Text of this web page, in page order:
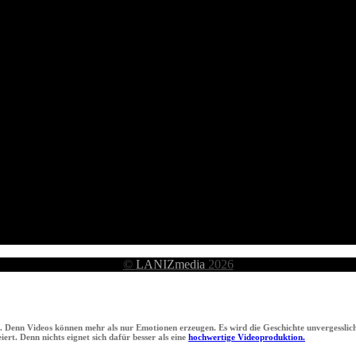
© LANIZmedia 2026
Videos können mehr als nur Emotionen erzeugen. Es wird die Geschichte
Denn nichts eignet sich dafür besser als eine hochwertige Videoproduktion.